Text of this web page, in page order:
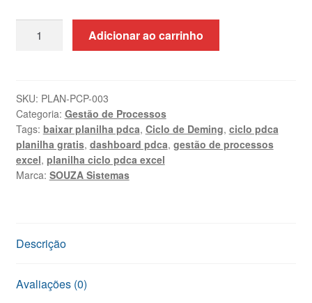
Ciclo
+
Curso
Online
|
SOUZA
Sistemas
Adicionar ao carrinho
SKU: PLAN-PCP-003
Categoria: Gestão de Processos
Tags: baixar planilha pdca, Ciclo de Deming, ciclo pdca
planilha gratis, dashboard pdca, gestão de processos
excel, planilha ciclo pdca excel
Marca: SOUZA Sistemas
Descrição
Avaliações (0)